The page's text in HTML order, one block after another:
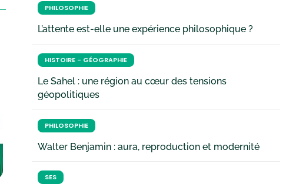
PHILOSOPHIE
L’attente est-elle une expérience philosophique ?
HISTOIRE - GÉOGRAPHIE
Le Sahel : une région au cœur des tensions
géopolitiques
PHILOSOPHIE
Walter Benjamin : aura, reproduction et modernité
SES